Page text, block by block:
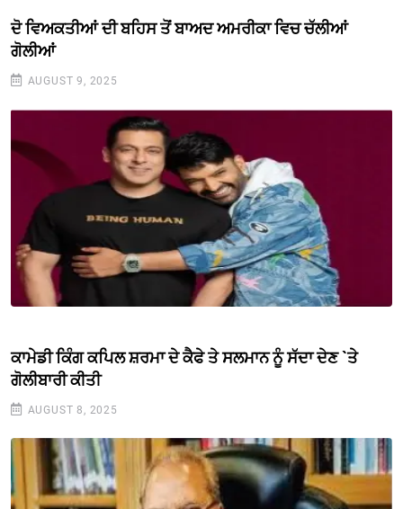
ਦੋ ਵਿਅਕਤੀਆਂ ਦੀ ਬਹਿਸ ਤੋਂ ਬਾਅਦ ਅਮਰੀਕਾ ਵਿਚ ਚੱਲੀਆਂ
ਗੋਲੀਆਂ
AUGUST 9, 2025
ਕਾਮੇਡੀ ਕਿੰਗ ਕਪਿਲ ਸ਼ਰਮਾ ਦੇ ਕੈਫੇ ਤੇ ਸਲਮਾਨ ਨੂੰ ਸੱਦਾ ਦੇਣ `ਤੇ
ਗੋਲੀਬਾਰੀ ਕੀਤੀ
AUGUST 8, 2025